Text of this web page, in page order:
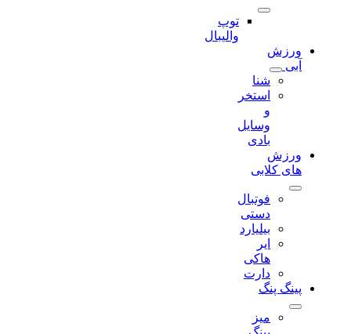
توپ
والیبال
ورزش
شنا
استخر
وسایل
ورزش
های کلابی
فوتبال
دستی
بیلیارد
دارت
پینگ پنگ
میز